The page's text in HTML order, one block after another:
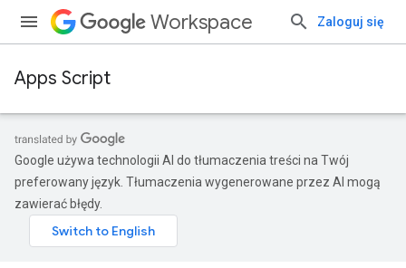
Workspace Zaloguj się
Apps Script
Google używa technologii AI do tłumaczenia treści na Twój
preferowany język. Tłumaczenia wygenerowane przez AI mogą
zawierać błędy.